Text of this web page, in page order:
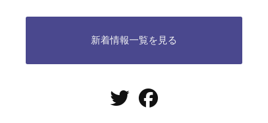
新着情報一覧を見る